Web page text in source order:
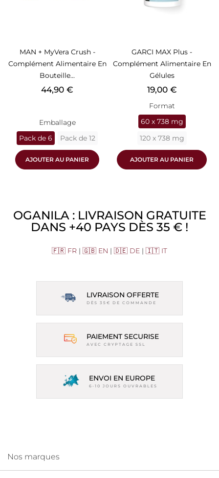
MAN + MyVera Crush -
Complément Alimentaire En
Bouteille...
Prix
44,90 €
Emballage
Pack de 6
Pack de 12
AJOUTER AU PANIER
GARCI MAX Plus -
Complément Alimentaire En
Gélules
Prix
19,00 €
Format
60 x 738 mg
120 x 738 mg
AJOUTER AU PANIER
OGANILA : LIVRAISON GRATUITE
DANS +40 PAYS DÈS 35 € !
🇫🇷 FR | 🇬🇧 EN | 🇩🇪 DE | 🇮🇹 IT
LIVRAISON OFFERTE
DÈS 35€ DE COMMANDE
PAIEMENT SECURISE
AVEC CRYPTAGE SSL
ENVOI EN EUROPE
6-10 JOURS OUVRABLES
Nos marques